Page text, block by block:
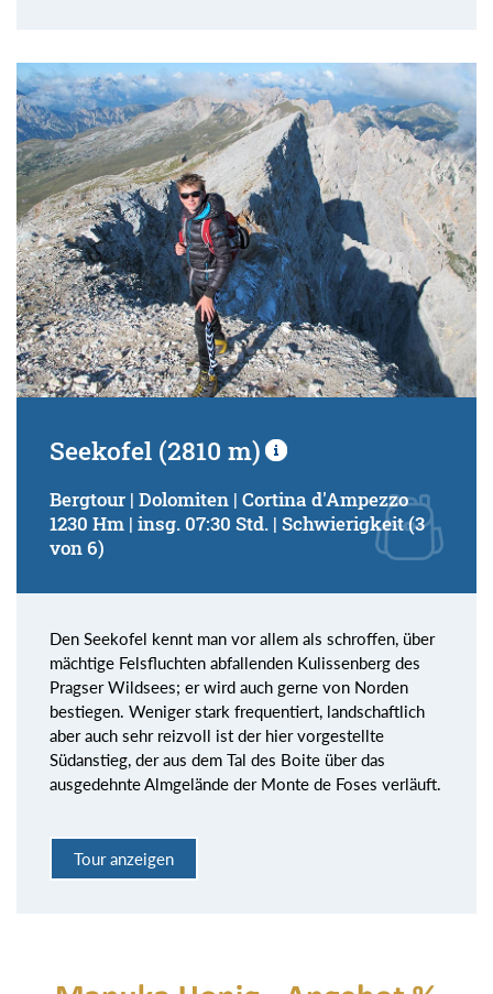
Seekofel (2810 m)
Bergtour | Dolomiten | Cortina d'Ampezzo
1230 Hm | insg. 07:30 Std. | Schwierigkeit (3
von 6)
Den Seekofel kennt man vor allem als schroffen, über
mächtige Felsfluchten abfallenden Kulissenberg des
Pragser Wildsees; er wird auch gerne von Norden
bestiegen. Weniger stark frequentiert, landschaftlich
aber auch sehr reizvoll ist der hier vorgestellte
Südanstieg, der aus dem Tal des Boite über das
ausgedehnte Almgelände der Monte de Foses verläuft.
Tour anzeigen